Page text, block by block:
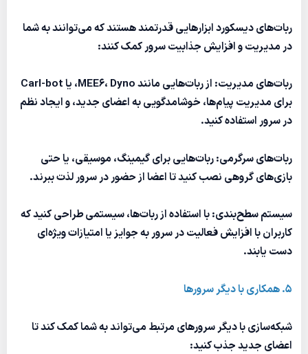
ربات‌های دیسکورد ابزارهایی قدرتمند هستند که می‌توانند به شما
در مدیریت و افزایش جذابیت سرور کمک کنند:
ربات‌های مدیریت: از ربات‌هایی مانند MEE6، Dyno، یا Carl-bot
برای مدیریت پیام‌ها، خوشامدگویی به اعضای جدید، و ایجاد نظم
در سرور استفاده کنید.
ربات‌های سرگرمی: ربات‌هایی برای گیمینگ، موسیقی، یا حتی
بازی‌های گروهی نصب کنید تا اعضا از حضور در سرور لذت ببرند.
سیستم سطح‌بندی: با استفاده از ربات‌ها، سیستمی طراحی کنید که
کاربران با افزایش فعالیت در سرور به جوایز یا امتیازات ویژه‌ای
دست یابند.
5. همکاری با دیگر سرورها
شبکه‌سازی با دیگر سرورهای مرتبط می‌تواند به شما کمک کند تا
اعضای جدید جذب کنید: